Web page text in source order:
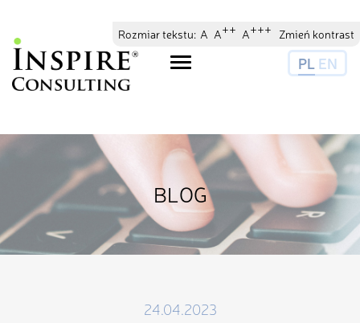
Rozmiar tekstu: A A++ A+++ Zmień kontrast
Toggle
PL EN
BLOG
24.04.2023